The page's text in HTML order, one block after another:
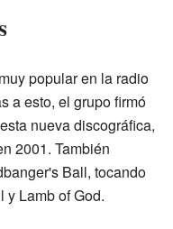
popular en la radio
a esto, el grupo firmó
nueva discográfica,
2001. También
Ball, tocando
y Lamb of God.